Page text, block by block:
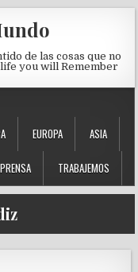
de las cosas que no
you will Remember
EUROPA ASIA
PRENSA TRABAJEMOS